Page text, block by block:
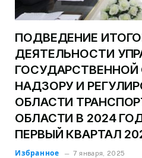
ПОДВЕДЕНИЕ
ДЕЯТЕЛЬНОСТИ
НАДЗОРУ И
ОБЛАСТИ
ОБЛАСТИ В 2024
ПЕРВЫЙ КВАРТАЛ
Избранное 7 января, 2025